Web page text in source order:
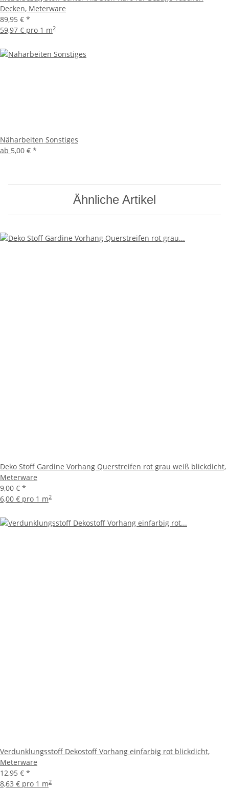
Decken, Meterware
89,95 € *
59,97 € pro 1 m2
Näharbeiten Sonstiges
ab 5,00 € *
Ähnliche Artikel
Deko Stoff Gardine Vorhang Querstreifen rot grau weiß blickdicht,
Meterware
9,00 € *
6,00 € pro 1 m2
Verdunklungsstoff Dekostoff Vorhang einfarbig rot blickdicht,
Meterware
12,95 € *
8,63 € pro 1 m2